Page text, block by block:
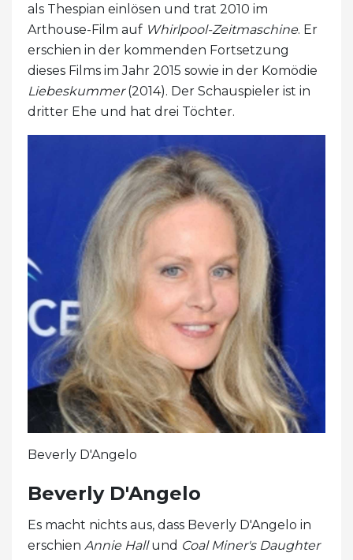
als Thespian einlösen und trat 2010 im
Arthouse-Film auf Whirlpool-Zeitmaschine. Er
erschien in der kommenden Fortsetzung
dieses Films im Jahr 2015 sowie in der Komödie
Liebeskummer(2014). Der Schauspieler ist in
dritter Ehe und hat drei Töchter.
Beverly D'Angelo
Beverly D'Angelo
Es macht nichts aus, dass Beverly D'Angelo in
erschien Annie Hallund Coal Miner's Daughter